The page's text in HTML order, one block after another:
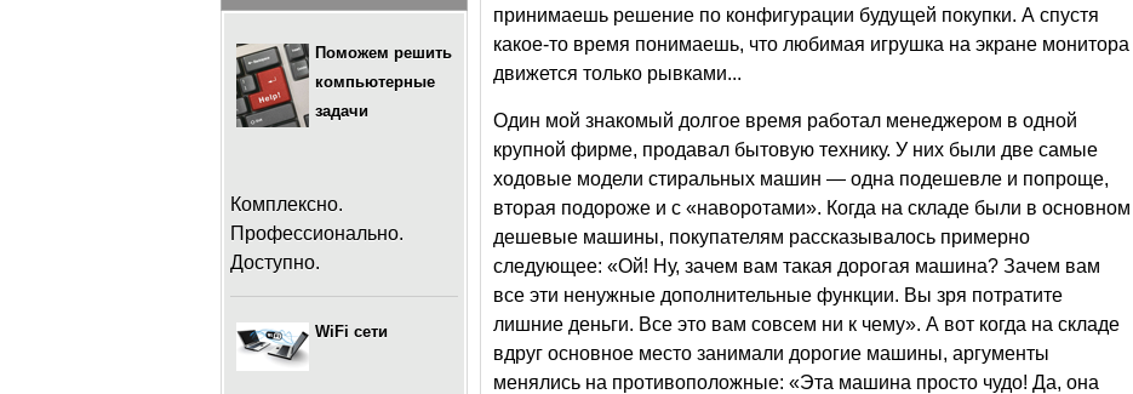
принимаешь решение по конфигурации будущей покупки. А спустя
какое-то время понимаешь, что любимая игрушка на экране монитора
движется только рывками...
Один мой знакомый долгое время работал менеджером в одной
крупной фирме, продавал бытовую технику. У них были две самые
ходовые модели стиральных машин — одна подешевле и попроще,
вторая подороже и с «наворотами». Когда на складе были в основном
дешевые машины, покупателям рассказывалось примерно
следующее: «Ой! Ну, зачем вам такая дорогая машина? Зачем вам
все эти ненужные дополнительные функции. Вы зря потратите
лишние деньги. Все это вам совсем ни к чему». А вот когда на складе
вдруг основное место занимали дорогие машины, аргументы
менялись на противоположные: «Эта машина просто чудо! Да, она
Поможем решить
компьютерные
задачи
Комплексно.
Профессионально.
Доступно.
WiFi сети